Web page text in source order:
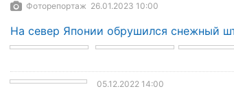
Фоторепортаж 26.01.2023 10:00
На север Японии обрушился снежный
05.12.2022 14:00